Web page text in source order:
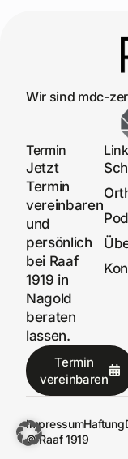
Wir sind mdc-
Termin
Jetzt
Termin
vereinbaren
und
persönlich
bei Raaf
1919 in
Nagold
beraten
lassen.
Termin
vereinbaren
© Raaf 1919
ImpressumHaftung